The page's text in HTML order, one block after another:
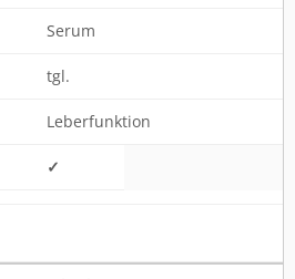
Serum
tgl.
Leberfunktion
✓